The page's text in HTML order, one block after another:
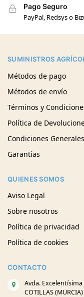
Pago Seguro
PayPal, Redsys o
SUMINISTROS
Métodos de pago
Métodos de envío
Términos y
Política de
Condiciones Generales
Garantías
QUIENES SOMOS
Aviso Legal
Sobre nosotros
Política de privacidad
Política de cookies
CONTACTO
Avda. Excelentísima
COTILLAS (MURCIA)